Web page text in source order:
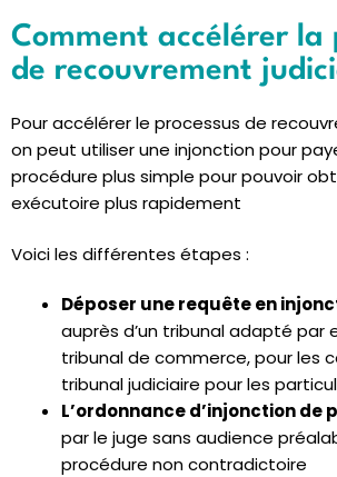
Comment accélérer la
de recouvrement
Pour accélérer le processus de
on peut utiliser une injonction pour
procédure plus simple pour pouvoir
exécutoire plus rapidement
Voici les différentes étapes :
Déposer une requête en
auprès d’un tribunal adapté par
tribunal de commerce, pour les
tribunal judiciaire pour les
L’ordonnance d’injonction de
par le juge sans audience
procédure non contradictoire